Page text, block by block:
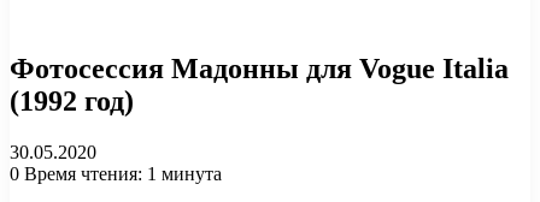
Фотосессия Мадонны для Vogue Italia
(1992 год)
30.05.2020
0 Время чтения: 1 минута